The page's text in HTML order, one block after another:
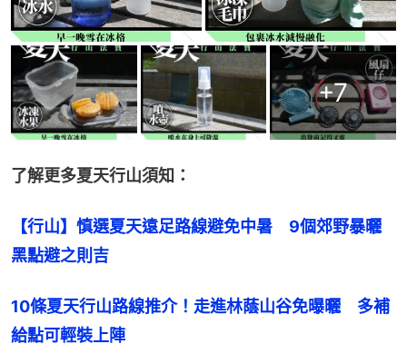
+7
了解更多夏天行山須知：
【行山】慎選夏天遠足路線避免中暑　9個郊野暴曬
黑點避之則吉
10條夏天行山路線推介！走進林蔭山谷免曝曬　多補
給點可輕裝上陣